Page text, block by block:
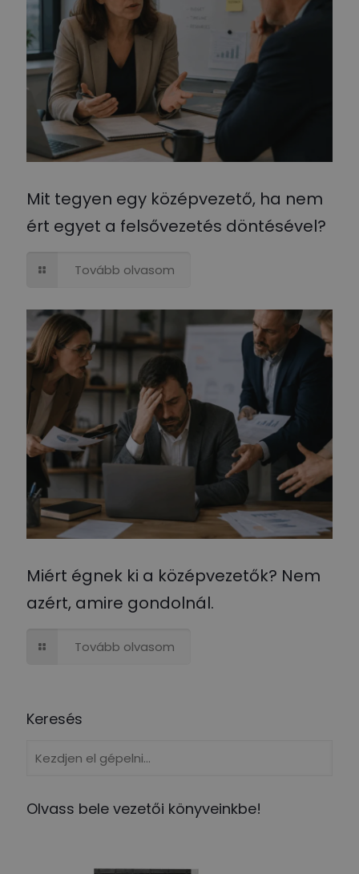
Mit tegyen egy középvezető, ha nem
ért egyet a felsővezetés döntésével?
Tovább olvasom
Miért égnek ki a középvezetők? Nem
azért, amire gondolnál.
Tovább olvasom
Keresés
Olvass bele vezetői könyveinkbe!